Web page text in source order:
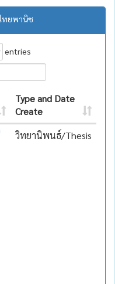
ทยพานิช
entries
Type and Date
Create
วิทยานิพนธ์/Thesis